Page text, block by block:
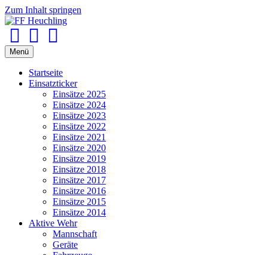
Zum Inhalt springen
Menü
Startseite
Einsatzticker
Einsätze 2025
Einsätze 2024
Einsätze 2023
Einsätze 2022
Einsätze 2021
Einsätze 2020
Einsätze 2019
Einsätze 2018
Einsätze 2017
Einsätze 2016
Einsätze 2015
Einsätze 2014
Aktive Wehr
Mannschaft
Geräte